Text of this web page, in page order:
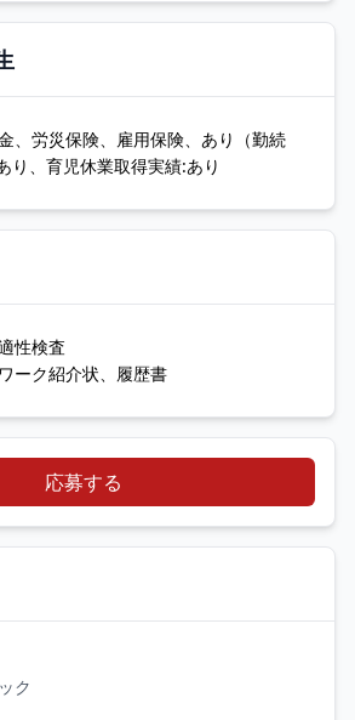
、労災保険、雇用保険、あり（勤続
り、育児休業取得実績:あり
性検査
ーク紹介状、履歴書
応募する
ク